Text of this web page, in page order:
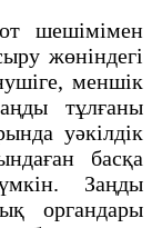
шешiмiмен
жөнiндегi
меншiк
тұлғаны
уәкiлдiк
басқа
Заңды
органдары